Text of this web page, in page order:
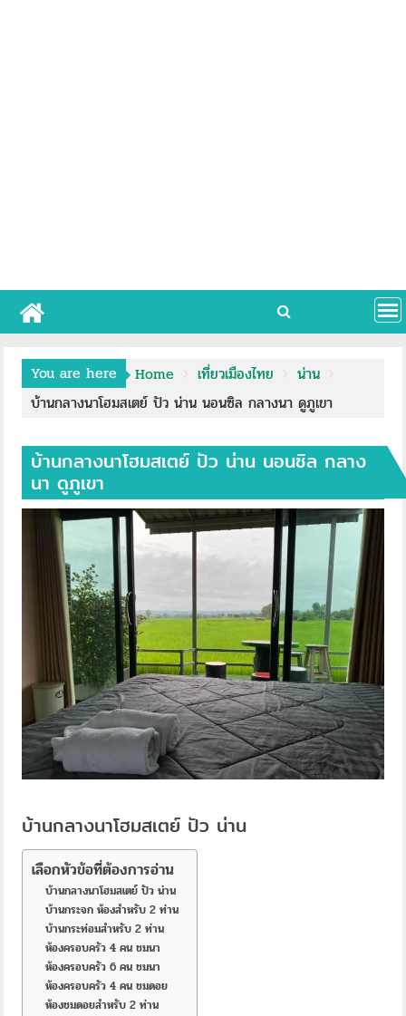
You are here Home เที่ยวเมืองไทย
น่าน
บ้านกลางนาโฮมสเตย์ ปัว น่าน นอนซิล กลางนา ดูภูเขา
บ้านกลางนาโฮมสเตย์ ปัว น่าน นอนซิล กลาง
นา ดูภูเขา
บ้านกลางนาโฮมสเตย์ ปัว น่าน
เลือกหัวข้อที่ต้องการอ่าน
บ้านกลางนาโฮมสเตย์ ปัว น่าน
บ้านกระจก ห้องสำหรับ 2 ท่าน
บ้านกระท่อมสำหรับ 2 ท่าน
ห้องครอบครัว 4 คน ชมนา
ห้องครอบครัว 6 คน ชมนา
ห้องครอบครัว 4 คน ชมดอย
ห้องชมดอยสำหรับ 2 ท่าน